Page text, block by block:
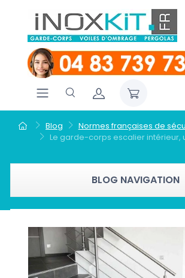
Blog
Normes françaises de
Le garde-corps escalier intérieur,
BLOG NAVIGATION